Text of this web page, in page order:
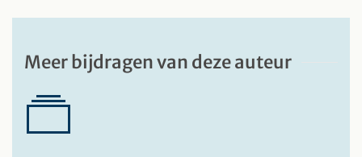
Meer bijdragen van deze auteur